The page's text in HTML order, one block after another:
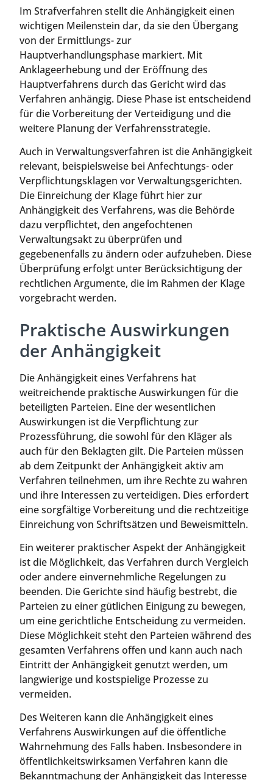
Im Strafverfahren stellt die Anhängigkeit einen
wichtigen Meilenstein dar, da sie den Übergang
von der Ermittlungs- zur
Hauptverhandlungsphase markiert. Mit
Anklageerhebung und der Eröffnung des
Hauptverfahrens durch das Gericht wird das
Verfahren anhängig. Diese Phase ist entscheidend
für die Vorbereitung der Verteidigung und die
weitere Planung der Verfahrensstrategie.
Auch in Verwaltungsverfahren ist die Anhängigkeit
relevant, beispielsweise bei Anfechtungs- oder
Verpflichtungsklagen vor Verwaltungsgerichten.
Die Einreichung der Klage führt hier zur
Anhängigkeit des Verfahrens, was die Behörde
dazu verpflichtet, den angefochtenen
Verwaltungsakt zu überprüfen und
gegebenenfalls zu ändern oder aufzuheben. Diese
Überprüfung erfolgt unter Berücksichtigung der
rechtlichen Argumente, die im Rahmen der Klage
vorgebracht werden.
Praktische Auswirkungen
der Anhängigkeit
Die Anhängigkeit eines Verfahrens hat
weitreichende praktische Auswirkungen für die
beteiligten Parteien. Eine der wesentlichen
Auswirkungen ist die Verpflichtung zur
Prozessführung, die sowohl für den Kläger als
auch für den Beklagten gilt. Die Parteien müssen
ab dem Zeitpunkt der Anhängigkeit aktiv am
Verfahren teilnehmen, um ihre Rechte zu wahren
und ihre Interessen zu verteidigen. Dies erfordert
eine sorgfältige Vorbereitung und die rechtzeitige
Einreichung von Schriftsätzen und Beweismitteln.
Ein weiterer praktischer Aspekt der Anhängigkeit
ist die Möglichkeit, das Verfahren durch Vergleich
oder andere einvernehmliche Regelungen zu
beenden. Die Gerichte sind häufig bestrebt, die
Parteien zu einer gütlichen Einigung zu bewegen,
um eine gerichtliche Entscheidung zu vermeiden.
Diese Möglichkeit steht den Parteien während des
gesamten Verfahrens offen und kann auch nach
Eintritt der Anhängigkeit genutzt werden, um
langwierige und kostspielige Prozesse zu
vermeiden.
Des Weiteren kann die Anhängigkeit eines
Verfahrens Auswirkungen auf die öffentliche
Wahrnehmung des Falls haben. Insbesondere in
öffentlichkeitswirksamen Verfahren kann die
Bekanntmachung der Anhängigkeit das Interesse